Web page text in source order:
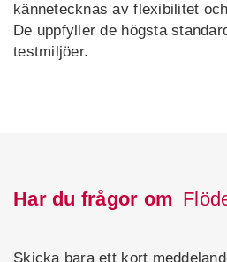
kännetecknas av flexibilitet
De uppfyller de högsta
testmiljöer.
Har du frågor om
Skicka bara ett kort